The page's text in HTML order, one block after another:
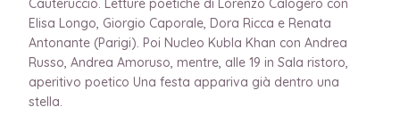
Cauteruccio. Letture poetiche di Lorenzo Calogero con
Elisa Longo, Giorgio Caporale, Dora Ricca e Renata
Antonante (Parigi). Poi Nucleo Kubla Khan con Andrea
Russo, Andrea Amoruso, mentre, alle 19 in Sala ristoro,
aperitivo poetico Una festa appariva già dentro una
stella.